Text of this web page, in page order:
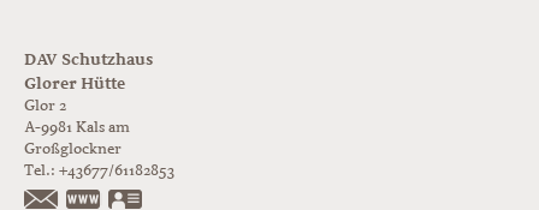
DAV Schutzhaus
Glorer Hütte
Glor 2
A-9981 Kals am
Großglockner
Tel.: +43677/61182853
https://www.glorer-huette.at/